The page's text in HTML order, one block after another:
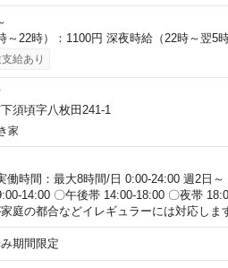
～22時）：1100円 深夜時給（22時～翌5
給あり
須頃字八枚田241-1
家
働時間：最大8時間/日 0:00-24:00 週2日
14:00 〇午後帯 14:00-18:00 〇夜帯
庭の都合などイレギュラーには対応しま
期間限定